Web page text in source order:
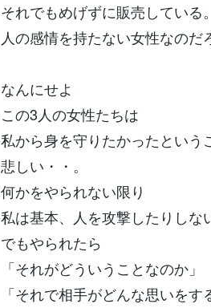
それでもめげずに販売している。
人の感情を持たない女性なのだ
なんにせよ
この3人の女性たちは
私から身を守りたかったという
悲しい・・。
何かをやられない限り
私は基本、人を攻撃したりしな
でもやられたら
「それがどういうことなのか」
「それで相手がどんな思いをす